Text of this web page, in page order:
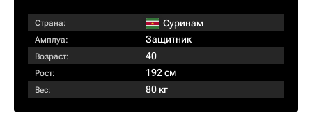
Страна: Суринам
Амплуа: Защитник
Возраст: 40
Рост: 192 см
Вес: 80 кг